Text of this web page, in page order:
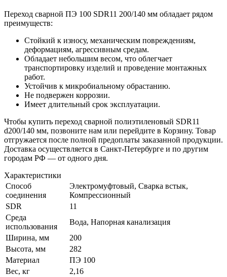
Переход сварной ПЭ 100 SDR11 200/140 мм обладает рядом
преимуществ:
Стойкий к износу, механическим повреждениям,
деформациям, агрессивным средам.
Обладает небольшим весом, что облегчает
транспортировку изделий и проведение монтажных
работ.
Устойчив к микробиальному обрастанию.
Не подвержен коррозии.
Имеет длительный срок эксплуатации.
Чтобы купить переход сварной полиэтиленовый SDR11
d200/140 мм, позвоните нам или перейдите в Корзину. Товар
отгружается после полной предоплаты заказанной продукции.
Доставка осуществляется в Санкт-Петербурге и по другим
городам РФ — от одного дня.
Характеристики
Способ
соединения
Электромуфтовый, Сварка встык,
Компрессионный
SDR
11
Среда
использования
Вода, Напорная канализация
Ширина, мм
200
Высота, мм
282
Материал
ПЭ 100
Вес, кг
2,16